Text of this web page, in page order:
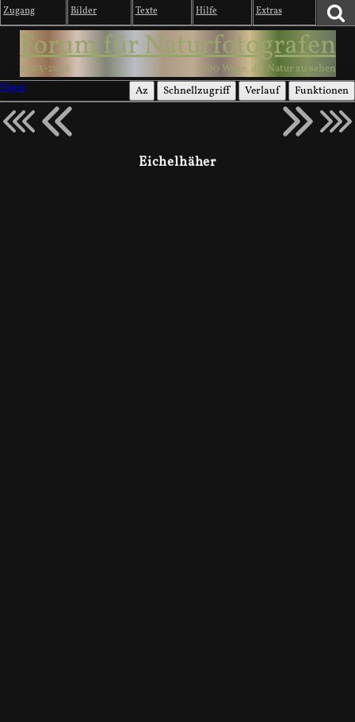
Zugang Bilder Texte Hilfe Extras
Forum für Naturfotografen
2003-2026
1000 Wege, die Natur zu sehen
Vögel
Az Schnellzugriff Verlauf Funktionen
Eichelhäher